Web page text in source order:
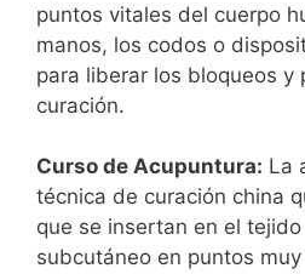
puntos vitales del cuerpo
manos, los codos o
para liberar los bloqueos y
curación.
Curso de Acupuntura: La
técnica de curación china
que se insertan en el
subcutáneo en puntos